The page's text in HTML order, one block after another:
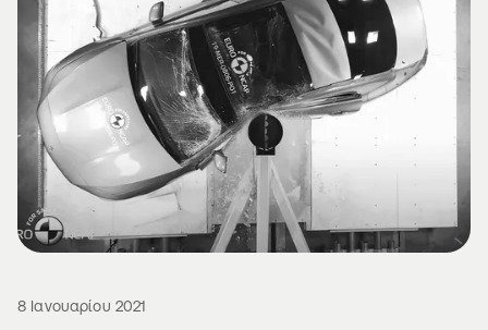
8 Ιανουαρίου 2021